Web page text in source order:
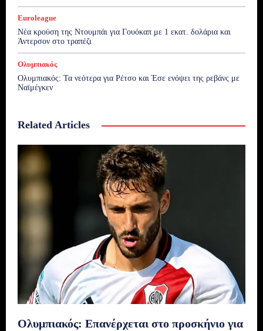
Euroleague
Νέα κρούση της Ντουμπάι για Γουόκαπ με 1 εκατ. δολάρια και
Άντερσον στο τραπέζι
Ολυμπιακός
Ολυμπιακός: Τα νεότερα για Ρέτσο και Έσε ενόψει της ρεβάνς με
Ναϊμέγκεν
Related Articles
Ολυμπιακός: Επανέρχεται στο προσκήνιο για